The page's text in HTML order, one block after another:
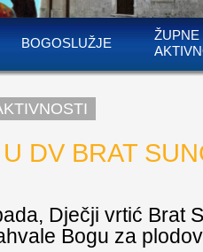
BOGOSLUŽJE
ŽUPNE
DV BRAT
Dječji vrtić Brat
Bogu za